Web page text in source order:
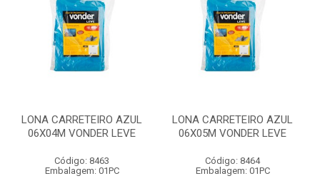
LONA CARRETEIRO AZUL
06X04M VONDER LEVE
Código: 8463
Embalagem: 01PC
LONA CARRETEIRO AZUL
06X05M VONDER LEVE
Código: 8464
Embalagem: 01PC